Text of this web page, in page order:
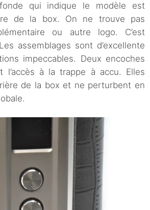
qui indique le modèle est
de la box. On ne trouve pas
ou autre logo. C’est
assemblages sont d’excellente
impeccables. Deux encoches
l’accès à la trappe à accu. Elles
de la box et ne perturbent en